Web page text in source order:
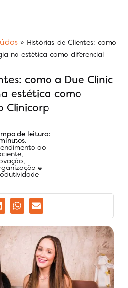
» Histórias de Clientes: como
na estética como diferencial
como a Due Clinic
estética como
Clinicorp
de leitura:
ao
,
,
e